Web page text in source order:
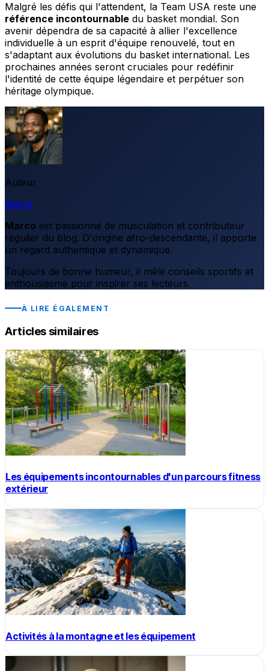
Malgré les défis qui l'attendent, la Team USA reste une
référence incontournable du basket mondial. Son
avenir dépendra de sa capacité à allier l'excellence
individuelle à un esprit d'équipe renouvelé, tout en
s'adaptant aux évolutions du basket international. Les
prochaines années seront cruciales pour redéfinir
l'identité de cette équipe légendaire et perpétuer son
héritage olympique.
Auteur
Marco
Marco est passionné de musculation et contributeur
régulier du blog. D'origine afro-descendante, il apporte
un regard authentique et dynamique.
Toujours de bonne humeur, il mêle conseils sportifs et
enthousiasme pour inspirer ses lecteurs.
À LIRE ÉGALEMENT
Articles similaires
Les équipements incontournables d'un parcours fitness
extérieur
Activités à la montagne et les équipement